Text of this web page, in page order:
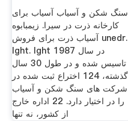
سنگ شکن و آسیاب آسیاب برای
کارخانه ذرت در سیرا. زیمبابوه
آسیاب ذرت برای فروش unedr.
lght. lght در سال 1987
تاسیس شده و در طول 30 سال
گذشته، 124 اختراع ثبت شده در
شركت های سنگ شكن و آسیاب
را در اختیار دارد. 22 اداره خارج
از کشور، نه تنها